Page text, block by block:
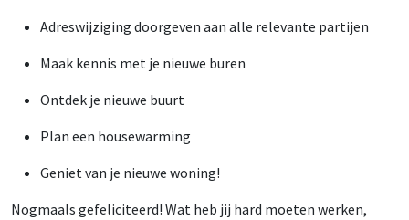
Adreswijziging doorgeven aan alle relevante partijen
Maak kennis met je nieuwe buren
Ontdek je nieuwe buurt
Plan een housewarming
Geniet van je nieuwe woning!
Nogmaals gefeliciteerd! Wat heb jij hard moeten werken,